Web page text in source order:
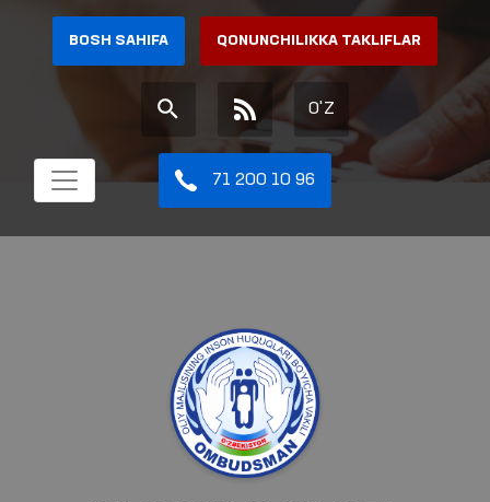
BOSH SAHIFA QONUNCHILIKKA TAKLIFLAR
O'Z
71 200 10 96